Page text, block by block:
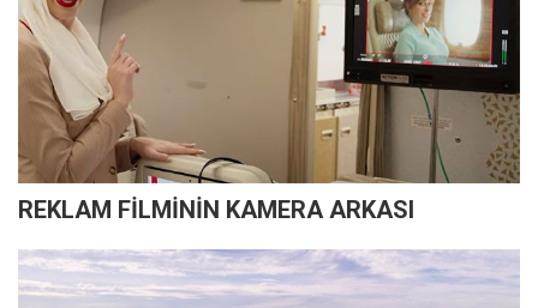
REKLAM FİLMİNİN KAMERA ARKASI